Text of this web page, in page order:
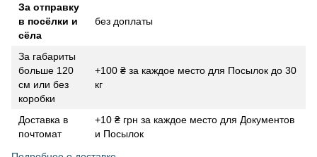
За отправку
в посёлки и
сёла
без доплаты
За габариты
больше 120
см или без
коробки
+100 ₴ за каждое место для Посылок до 30
кг
Доставка в
почтомат
+10 ₴ грн за каждое место для Документов
и Посылок